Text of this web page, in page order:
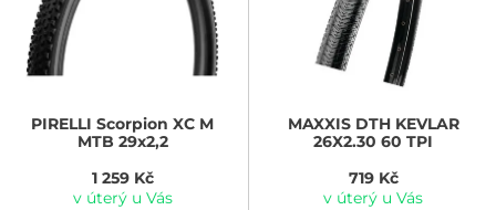
PIRELLI Scorpion XC M
MTB 29x2,2
1 259 Kč
v úterý u Vás
MAXXISDTH KEVLAR
26X2.30 60 TPI
719 Kč
v úterý u Vás